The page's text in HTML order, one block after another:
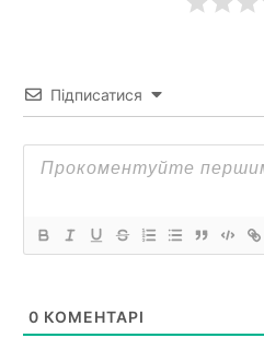
Підписатися
0 КОМЕНТАРІ